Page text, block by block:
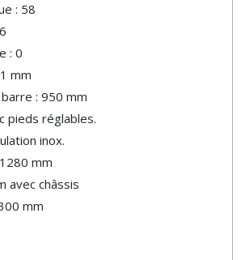
: 58
: 0
mm
: 950 mm
pieds réglables.
inox.
mm
avec châssis
mm